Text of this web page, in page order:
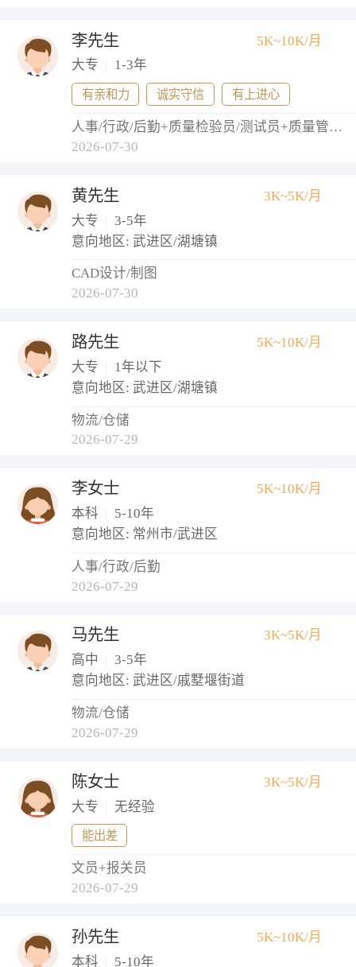
李先生
5K~10K/月
大专
1-3年
有亲和力 诚实守信 有上进心
人事/行政/后勤+质量检验员/测试员+质量管理/测试经理+测试工程师
2026-07-30
黄先生
3K~5K/月
大专
3-5年
意向地区: 武进区/湖塘镇
CAD设计/制图
2026-07-30
路先生
5K~10K/月
大专
1年以下
意向地区: 武进区/湖塘镇
物流/仓储
2026-07-29
李女士
5K~10K/月
本科
5-10年
意向地区: 常州市/武进区
人事/行政/后勤
2026-07-29
马先生
3K~5K/月
高中
3-5年
意向地区: 武进区/戚墅堰街道
物流/仓储
2026-07-29
陈女士
3K~5K/月
大专
无经验
能出差
文员+报关员
2026-07-29
孙先生
5K~10K/月
本科
5-10年